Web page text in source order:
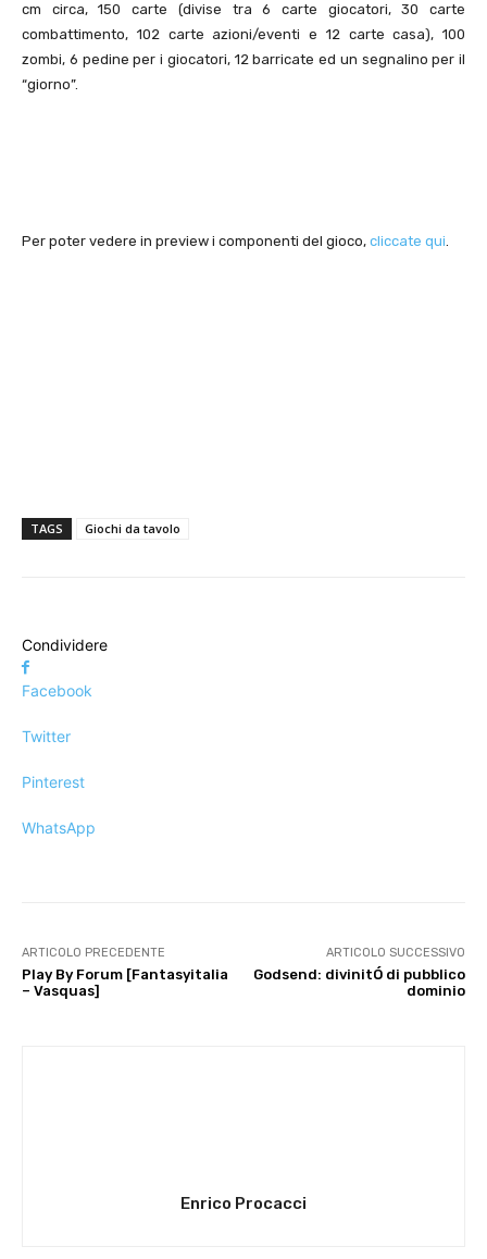
cm circa, 150 carte (divise tra 6 carte giocatori, 30 carte
combattimento, 102 carte azioni/eventi e 12 carte casa), 100
zombi, 6 pedine per i giocatori, 12 barricate ed un segnalino per il
“giorno”.
Per poter vedere in preview i componenti del gioco, cliccate qui.
TAGS Giochi da tavolo
Condividere
Facebook
Twitter
Pinterest
WhatsApp
ARTICOLO PRECEDENTE
Play By Forum [Fantasyitalia
– Vasquas]
ARTICOLO SUCCESSIVO
Godsend: divinitÓ di pubblico
dominio
Enrico Procacci